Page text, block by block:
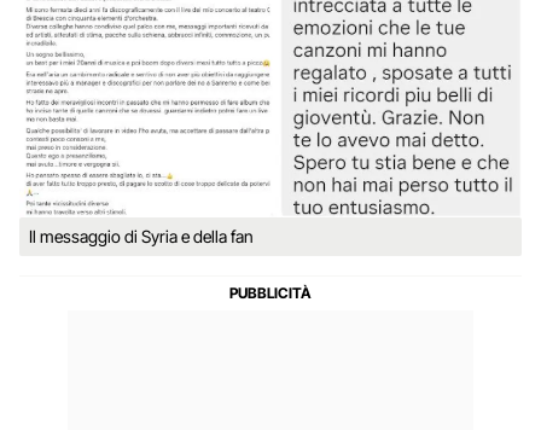
Il messaggio di Syria e della fan